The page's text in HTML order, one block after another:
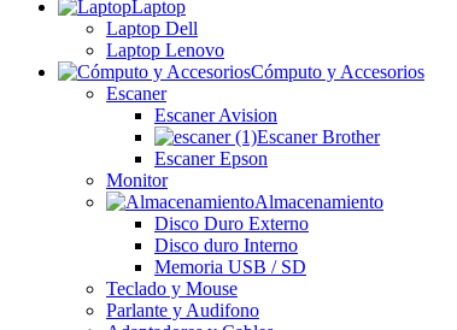
Laptop
Laptop Dell
Laptop Lenovo
Cómputo y Accesorios
Escaner
Escaner Avision
Escaner Brother
Escaner Epson
Monitor
Almacenamiento
Disco Duro Externo
Disco duro Interno
Memoria USB / SD
Teclado y Mouse
Parlante y Audifono